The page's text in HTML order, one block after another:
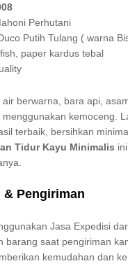
Perhutani
Putih Tulang ( warna
paper kardus tebal
berwarna, bara api,
menggunakan kemoceng.
terbaik, bersihkan
Tidur Kayu Minimalis
& Pengiriman
Jasa Expedisi
barang saat pengiriman
kemudahan dan